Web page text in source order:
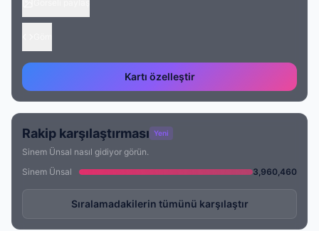
Kartı özelleştir
Rakip karşılaştırması Yeni
Sinem Ünsal nasıl gidiyor görün.
Sinem Ünsal
3,960,460
Sıralamadakilerin tümünü karşılaştır